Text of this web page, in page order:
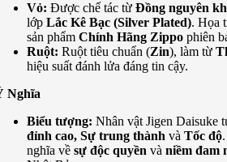
Vỏ: Được chế tác từ Đồng nguyên
lớp Lắc Kê Bạc (Silver Plated). Họa
sản phẩm Chính Hãng Zippo phiên
Ruột: Ruột tiêu chuẩn (Zin), làm từ
hiệu suất đánh lửa đáng tin cậy.
Nghĩa
Biểu tượng: Nhân vật Jigen Daisuke
đỉnh cao, Sự trung thành và Tốc độ
nghĩa về sự độc quyền và niềm đam